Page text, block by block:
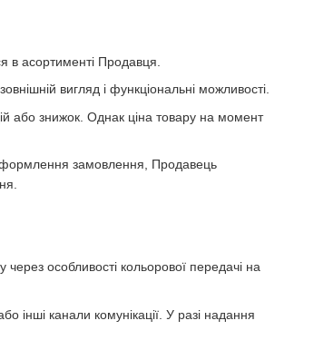
в асортименті Продавця.
вигляд і функціональні можливості.
або знижок. Однак ціна товару на момент
замовлення, Продавець
особливості кольорової передачі на
канали комунікації. У разі надання